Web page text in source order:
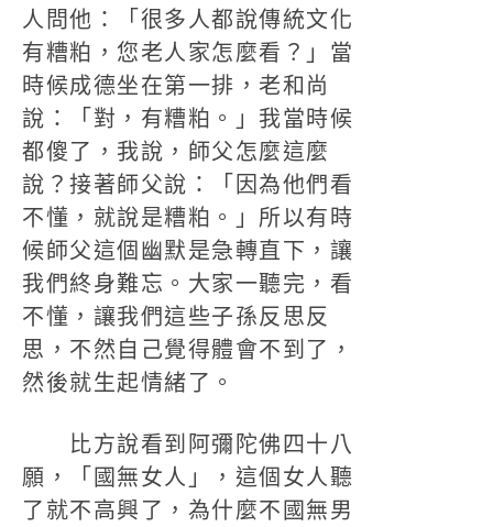
人問他：「很多人都說傳統文化
有糟粕，您老人家怎麼看？」當
時候成德坐在第一排，老和尚
說：「對，有糟粕。」我當時候
都傻了，我說，師父怎麼這麼
說？接著師父說：「因為他們看
不懂，就說是糟粕。」所以有時
候師父這個幽默是急轉直下，讓
我們終身難忘。大家一聽完，看
不懂，讓我們這些子孫反思反
思，不然自己覺得體會不到了，
然後就生起情緒了。
比方說看到阿彌陀佛四十八
願，「國無女人」，這個女人聽
了就不高興了，為什麼不國無男